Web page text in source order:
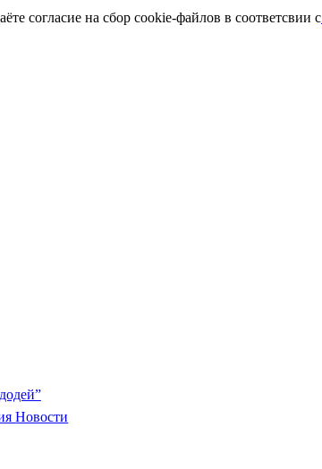
cогласие на сбор cookie-файлов в соответсвии с
Новости